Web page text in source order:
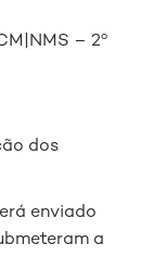
– 2º
dos
enviado
a